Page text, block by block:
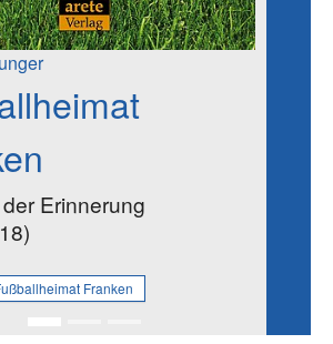
Erinnerung
Franken